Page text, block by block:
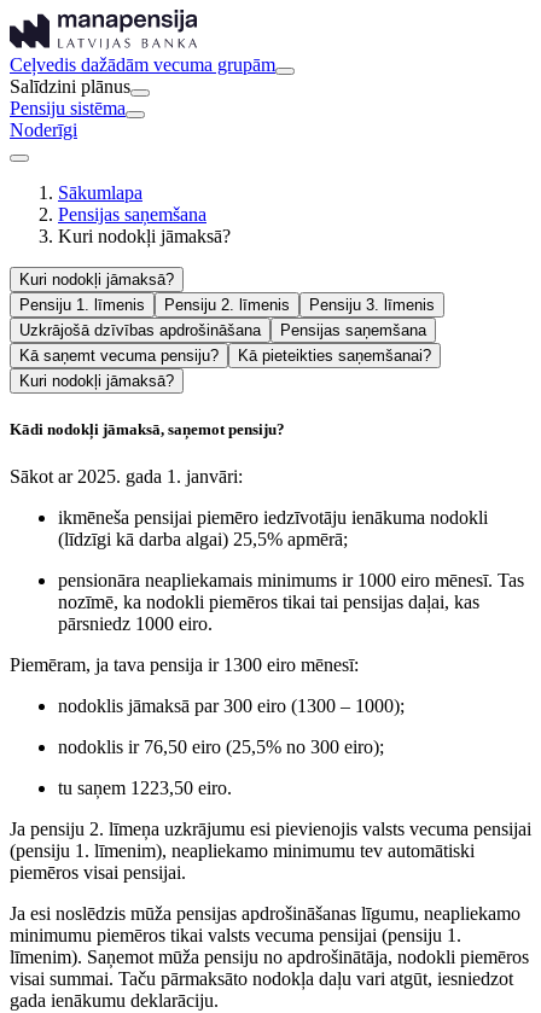
Ceļvedis dažādām vecuma grupām
Salīdzini plānus
Pensiju sistēma
Noderīgi
Sākumlapa
Pensijas saņemšana
Kuri nodokļi jāmaksā?
Kuri nodokļi jāmaksā?
Pensiju 1. līmenis
Pensiju 2. līmenis
Pensiju 3. līmenis
Uzkrājošā dzīvības apdrošināšana
Pensijas saņemšana
Kā saņemt vecuma pensiju?
Kā pieteikties saņemšanai?
Kuri nodokļi jāmaksā?
Kādi nodokļi jāmaksā, saņemot pensiju?
Sākot ar 2025. gada 1. janvāri:
ikmēneša pensijai piemēro iedzīvotāju ienākuma nodokli
(līdzīgi kā darba algai) 25,5% apmērā;
pensionāra neapliekamais minimums ir 1000 eiro mēnesī. Tas
nozīmē, ka nodokli piemēros tikai tai pensijas daļai, kas
pārsniedz 1000 eiro.
Piemēram, ja tava pensija ir 1300 eiro mēnesī:
nodoklis jāmaksā par 300 eiro (1300 – 1000);
nodoklis ir 76,50 eiro (25,5% no 300 eiro);
tu saņem 1223,50 eiro.
Ja pensiju 2. līmeņa uzkrājumu esi pievienojis valsts vecuma pensijai
(pensiju 1. līmenim), neapliekamo minimumu tev automātiski
piemēros visai pensijai.
Ja esi noslēdzis mūža pensijas apdrošināšanas līgumu, neapliekamo
minimumu piemēros tikai valsts vecuma pensijai (pensiju 1.
līmenim). Saņemot mūža pensiju no apdrošinātāja, nodokli piemēros
visai summai. Taču pārmaksāto nodokļa daļu vari atgūt, iesniedzot
gada ienākumu deklarāciju.